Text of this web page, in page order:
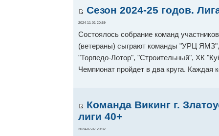
Сезон 2024-25 годов.
2024-11-01 20:59
Состоялось собрание команд
(ветераны) сыграют команды "УРЦ
"Торпедо-Лотор", "Строительный", ХК
Чемпионат пройдет в два круга. Каждая
Команда Викинг г.
лиги 40+
2024-07-07 20:32